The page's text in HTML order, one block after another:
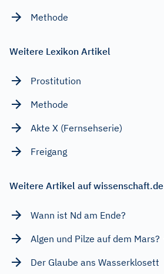
Methode
Weitere Lexikon Artikel
Prostitution
Methode
Akte X (Fernsehserie)
Freigang
Weitere Artikel auf wissenschaft.de
Wann ist Nd am Ende?
Algen und Pilze auf dem Mars?
Der Glaube ans Wasserklosett